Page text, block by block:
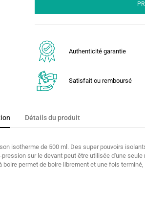
Authenticité garantie
Satisfait ou remboursé
Détails du produit
isotherme de 500 ml. Des super pouvoirs
pression sur le devant peut être utilisée d'une
permet de boire librement et une fois